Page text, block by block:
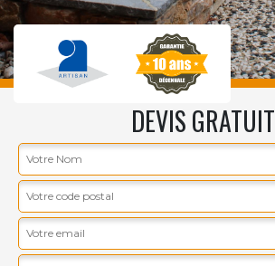
DEVIS GRATUIT